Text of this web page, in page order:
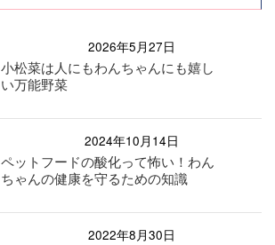
2026年5月27日
小松菜は人にもわんちゃんにも嬉し
い万能野菜
2024年10月14日
ペットフードの酸化って怖い！わん
ちゃんの健康を守るための知識
2022年8月30日